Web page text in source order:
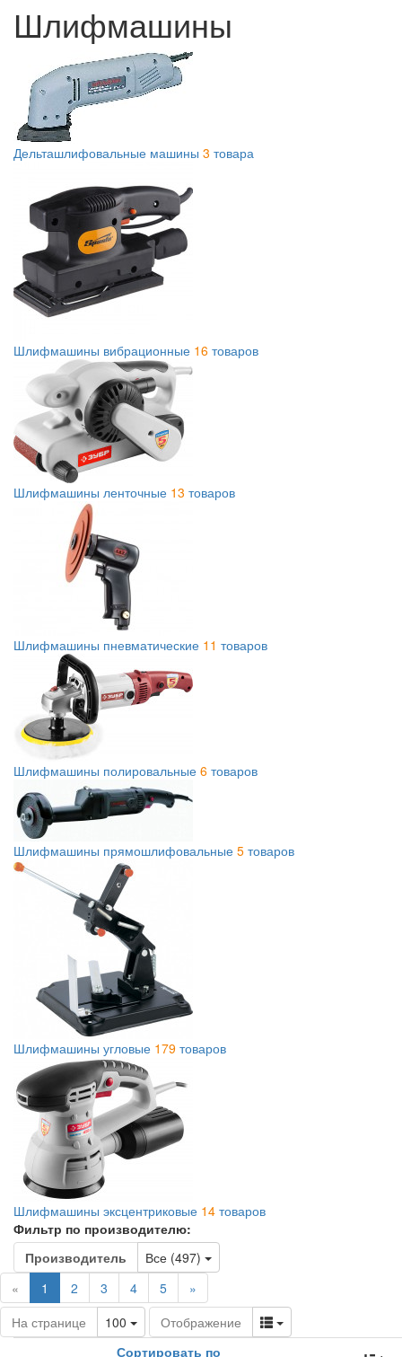
Шлифмашины
Дельташлифовальные машины 3 товара
Шлифмашины вибрационные 16 товаров
Шлифмашины ленточные 13 товаров
Шлифмашины пневматические 11 товаров
Шлифмашины полировальные 6 товаров
Шлифмашины прямошлифовальные 5 товаров
Шлифмашины угловые 179 товаров
Шлифмашины эксцентриковые 14 товаров
Фильтр по производителю:
Производитель
Все (497) Toggle Dropdown
«
1 (current)
2 3 4 5
»
На странице
100 Toggle Dropdown
Отображение Toggle Dropdown
Сортировать по